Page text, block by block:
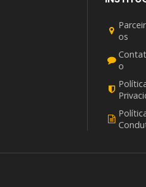
Parceir
os
Contat
o